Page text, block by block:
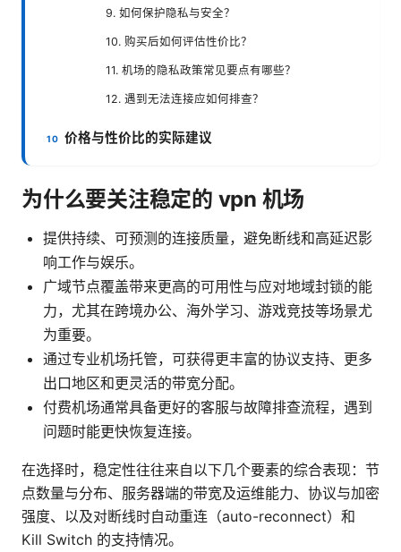
9. 如何保护隐私与安全？
10. 购买后如何评估性价比？
11. 机场的隐私政策常见要点有哪些？
12. 遇到无法连接应如何排查？
价格与性价比的实际建议
为什么要关注稳定的 vpn 机场
提供持续、可预测的连接质量，避免断线和高延迟影
响工作与娱乐。
广域节点覆盖带来更高的可用性与应对地域封锁的能
力，尤其在跨境办公、海外学习、游戏竞技等场景尤
为重要。
通过专业机场托管，可获得更丰富的协议支持、更多
出口地区和更灵活的带宽分配。
付费机场通常具备更好的客服与故障排查流程，遇到
问题时能更快恢复连接。
在选择时，稳定性往往来自以下几个要素的综合表现：节
点数量与分布、服务器端的带宽及运维能力、协议与加密
强度、以及对断线时自动重连（auto-reconnect）和
Kill Switch 的支持情况。